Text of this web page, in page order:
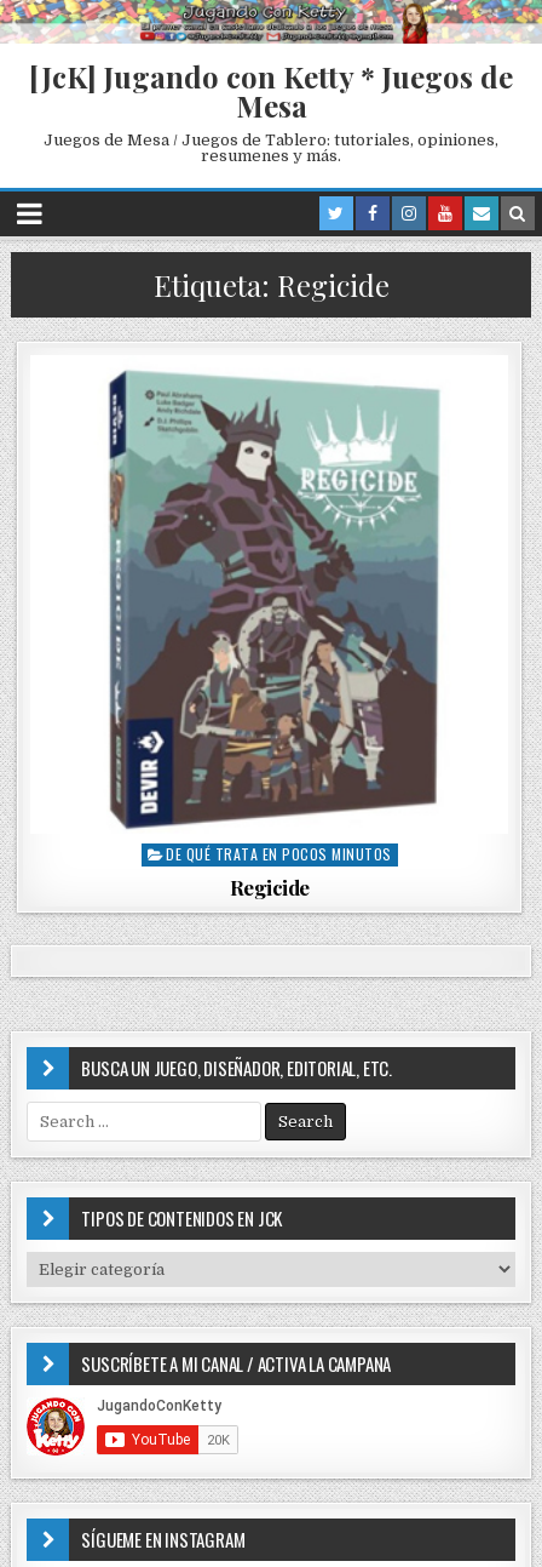
[JcK] Jugando con Ketty * Juegos de
Mesa
Juegos de Mesa / Juegos de Tablero: tutoriales, opiniones,
resumenes y más.
Etiqueta: Regicide
P
t
e
d
i
n
DE QUÉ TRATA EN POCOS MINUTOS
Regicide
BUSCA UN JUEGO, DISEÑADOR, EDITORIAL, ETC.
e
a
r
f
r
:
TIPOS DE CONTENIDOS EN JCK
I
P
D
E
C
O
N
T
SUSCRÍBETE A MI CANAL / ACTIVA LA CAMPANA
SÍGUEME EN INSTAGRAM